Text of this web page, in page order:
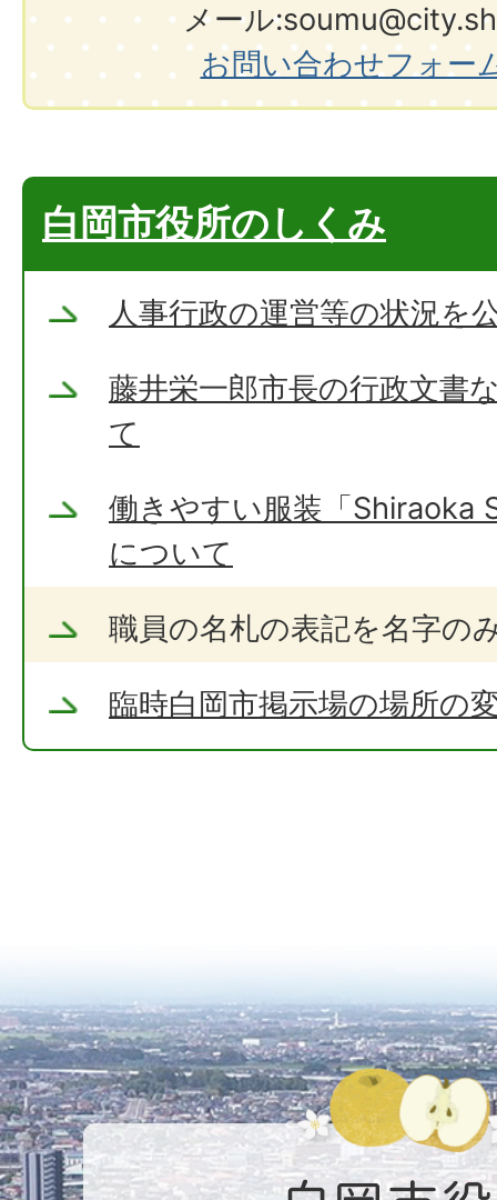
メール
お問い合わせフォー
白岡市役所のしくみ
人事行政の運営等の状況を
藤井栄一郎市長の行政文書
て
働きやすい服装「Shiraoka
について
職員の名札の表記を名字の
臨時白岡市掲示場の場所の